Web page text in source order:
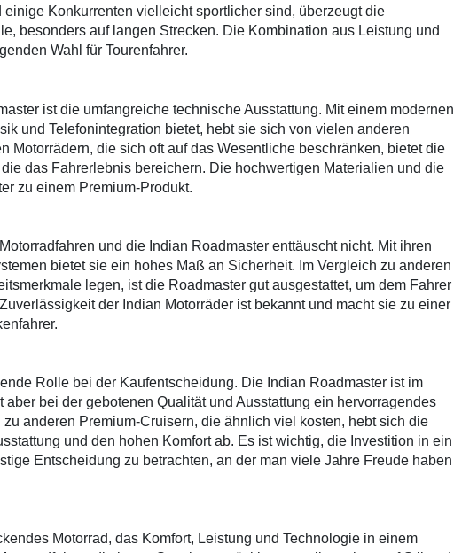
Konkurrenten vielleicht sportlicher sind, überzeugt die
besonders auf langen Strecken. Die Kombination aus Leistung und
Wahl für Tourenfahrer.
ist die umfangreiche technische Ausstattung. Mit einem modernen
und Telefonintegration bietet, hebt sie sich von vielen anderen
Motorrädern, die sich oft auf das Wesentliche beschränken, bietet die
das Fahrerlebnis bereichern. Die hochwertigen Materialien und die
zu einem Premium-Produkt.
und die Indian Roadmaster enttäuscht nicht. Mit ihren
bietet sie ein hohes Maß an Sicherheit. Im Vergleich zu anderen
legen, ist die Roadmaster gut ausgestattet, um dem Fahrer
der Indian Motorräder ist bekannt und macht sie zu einer
Rolle bei der Kaufentscheidung. Die Indian Roadmaster ist im
bei der gebotenen Qualität und Ausstattung ein hervorragendes
anderen Premium-Cruisern, die ähnlich viel kosten, hebt sich die
und den hohen Komfort ab. Es ist wichtig, die Investition in ein
Entscheidung zu betrachten, an der man viele Jahre Freude haben
Motorrad, das Komfort, Leistung und Technologie in einem